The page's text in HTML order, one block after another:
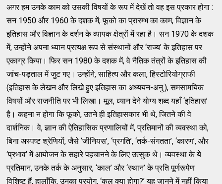
अगर हम उनके काम को उसकी विषयों के रूप में देखें तो वह इस प्रकार होगा :
सन 1950 और 1960 के दशक में, फूको का प्रारम्भ का काम, विज्ञान के
इतिहास और विज्ञान के दर्शन के व्यापक क्षेत्रों में रहा है। सन 1970 के दशक
में, उन्होंने अपना ध्यान प्रत्यक्ष रूप से संस्थानों और ‘राज्य’ के इतिहास पर
एकाग्र किया। फिर सन 1980 के दशक में, वे नैतिक तंत्रों के इतिहास की
जांच-पड़ताल में जुट गए। उन्होंने, साहित्य और कला, हिस्टोरियोग्राफी
(इतिहास के लेखन और लिखे हुए इतिहास का अध्ययन-अनु.), समसामयिक
विषयों और राजनीति पर भी लिखा। मूल, ध्यान देने योग्य शब्द यहाँ ‘इतिहास’
है। कहना न होगा कि फूको, उतने ही इतिहासकार भी थे, जितने की वे
दार्शनिक। वे, ज्ञान की ऐतिहासिक प्रणालियों में, प्रतिमानों की व्यवस्था को,
बिना अस्पष्ट श्रेणियों, जैसे ‘जीनियस’, ‘प्रगति’, ‘तर्क-संगतता’, ‘कारण’, और
‘प्रभाव’ में आयोजन के सहारे पहचानने के लिए उत्सुक थे। व्यवस्था के ये
प्रतिमान, उनके तर्क के अनुसार, ‘काल’ और ‘स्थान’ के प्रति पूर्णरूपेण
विशिष्ट हैं, हालाँकि, उनका प्रयोग, ‘कल क्या होगा?’ यह जानने में नहीं किया